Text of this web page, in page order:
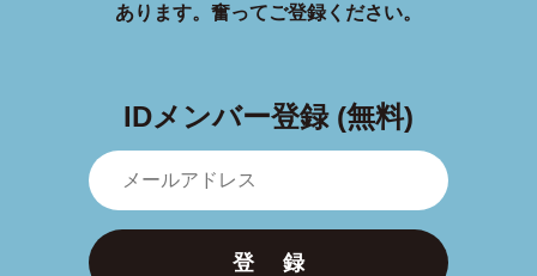
あります。 奮ってご登録ください。
IDメンバー登録 (無料)
登 録